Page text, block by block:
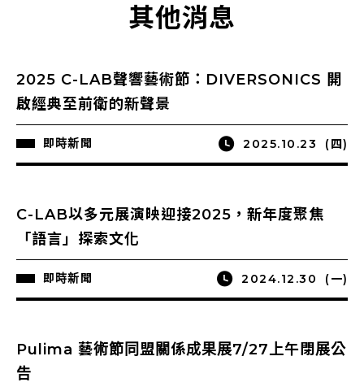
其他消息
2025 C-LAB聲響藝術節：DIVERSONICS 開
啟經典至前衛的新聲景
即時新聞 2025.10.23 (四)
C-LAB以多元展演映迎接2025，新年度聚焦
「語言」探索文化
即時新聞 2024.12.30 (一)
Pulima 藝術節同盟關係成果展7/27上午閉展公
告